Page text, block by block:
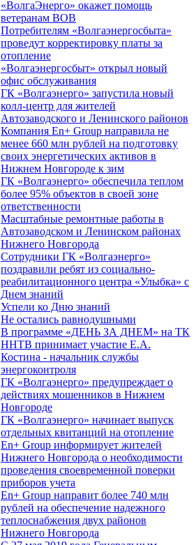
«ВолгаЭнерго» окажет помощь
ветеранам ВОВ
Потребителям «Волгаэнергосбыта»
проведут корректировку платы за
отопление
«Волгаэнергосбыт» открыл новый
офис обслуживания
ГК «Волгаэнерго» запустила новый
колл-центр для жителей
Автозаводского и Ленинского районов
Компания En+ Group направила не
менее 660 млн рублей на подготовку
своих энергетических активов в
Нижнем Новгороде к зим
ГК «Волгаэнерго» обеспечила теплом
более 95% объектов в своей зоне
ответственности
Масштабные ремонтные работы в
Автозаводском и Ленинском районах
Нижнего Новгорода
Сотрудники ГК «Волгаэнерго»
поздравили ребят из социально-
реабилитационного центра «Улыбка» с
Днем знаний
Успели ко Дню знаний
Не остались равнодушными
В программе «ДЕНЬ ЗА ДНЕМ» на ТК
ННТВ принимает участие Е.А.
Костина - начальник службы
энергоконтроля
ГК «Волгаэнерго» предупреждает о
действиях мошенников в Нижнем
Новгороде
ГК «Волгаэнерго» начинает выпуск
отдельных квитанций на отопление
En+ Group информирует жителей
Нижнего Новгорода о необходимости
проведения своевременной поверки
приборов учета
En+ Group направит более 740 млн
рублей на обеспечение надежного
теплоснабжения двух районов
Нижнего Новгорода